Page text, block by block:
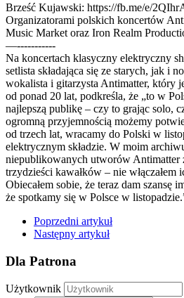
Brześć Kujawski: https://fb.me/e/
Organizatorami polskich koncertów
Music Market oraz Iron Realm
—-----------
Na koncertach klasyczny elektryczny
setlista składająca się ze starych, jak i
wokalista i gitarzysta Antimatter, który
od ponad 20 lat, podkreśla, że „to w
najlepszą publikę – czy to grając solo,
ogromną przyjemnością możemy
od trzech lat, wracamy do Polski w
elektrycznym składzie. W moim
niepublikowanych utworów Antimatter
trzydzieści kawałków – nie włączałem
Obiecałem sobie, że teraz dam szansę
że spotkamy się w Polsce w
Poprzedni artykuł
Następny artykuł
Dla Patrona
Użytkownik